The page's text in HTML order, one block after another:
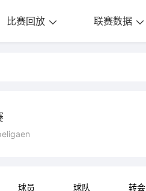
比赛回放 联赛数据
球员 球队 转会